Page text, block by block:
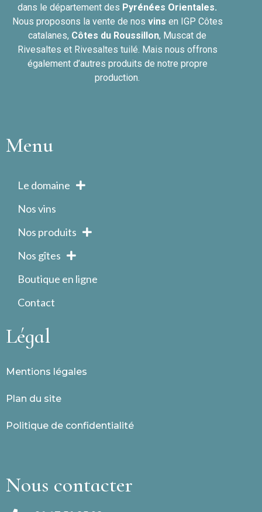
dans le département des Pyrénées Orientales.
Nous proposons la vente de nos vins en IGP Côtes
catalanes, Côtes du Roussillon, Muscat de
Rivesaltes et Rivesaltes tuilé. Mais nous offrons
également d’autres produits de notre propre
production.
Menu
Le domaine
Nos vins
Nos produits
Nos gîtes
Boutique en ligne
Contact
Légal
Mentions légales
Plan du site
Politique de confidentialité
Nous contacter